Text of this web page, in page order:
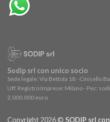
Sodip srl con unico socio
Sede legale: Via Bettola 18 - Cinisello
Uff. Registro Imprese: Milano - Pec:
2.000.000 euro
Copyright 2026 © SODIP srl